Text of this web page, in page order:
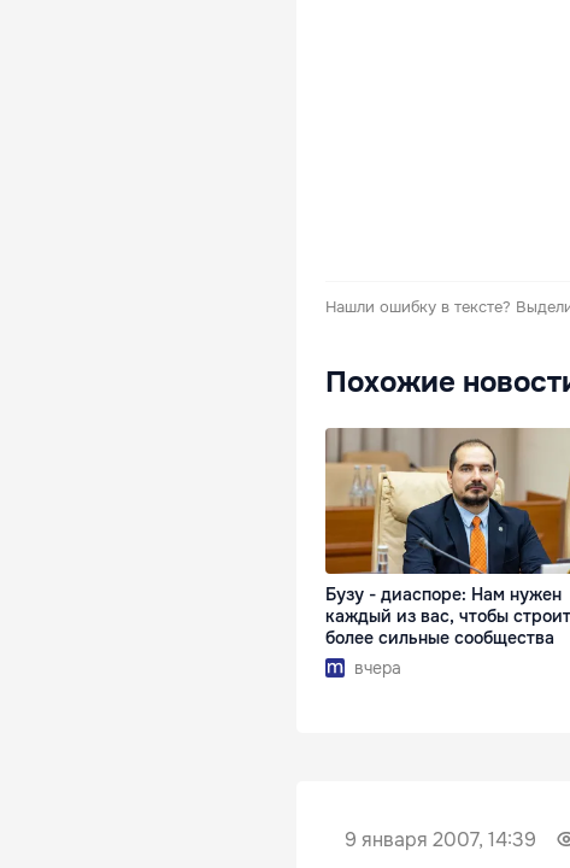
Нашли ошибку в тексте?
Похожие
Бузу - диаспоре: Нам нужен
каждый из вас, чтобы
более сильные сообщества
вчера
9 января 2007, 14:39